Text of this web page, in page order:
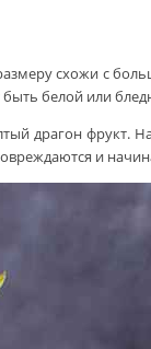
схожи с
белой или
драгон фрукт.
и